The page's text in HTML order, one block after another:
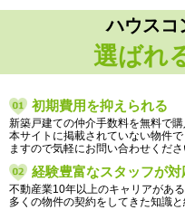
ファミリーマート 名南上浜町店
約666m／9分
カーマホームセンター元塩店
名古屋市南区砂口町1【仲介手数料無料】新築一戸建て
/ 3LDK
名古屋市南区南野２丁目71【仲介手数料無料】新築一戸建て 2号棟
3,780万円 / 4LDK
ハウスコ
選ばれ
初期費用を抑えられる
新築戸建ての仲介手数料を無料で購
本サイトに掲載されていない物件
ますので気軽にお問い合わせくださ
経験豊富なスタッフが対
不動産業10年以上のキャリアがあ
多くの物件の契約をしてきた知識